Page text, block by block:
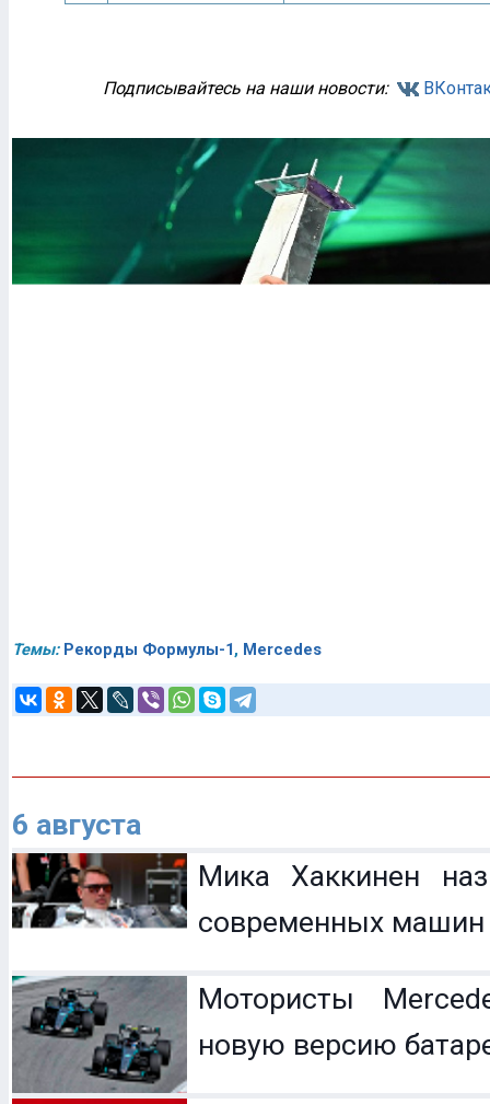
Подписывайтесь на наши новости:
Темы: Рекорды Формулы-1, Mercedes
6 августа
Мика Хаккинен
современных
Мотористы
новую версию